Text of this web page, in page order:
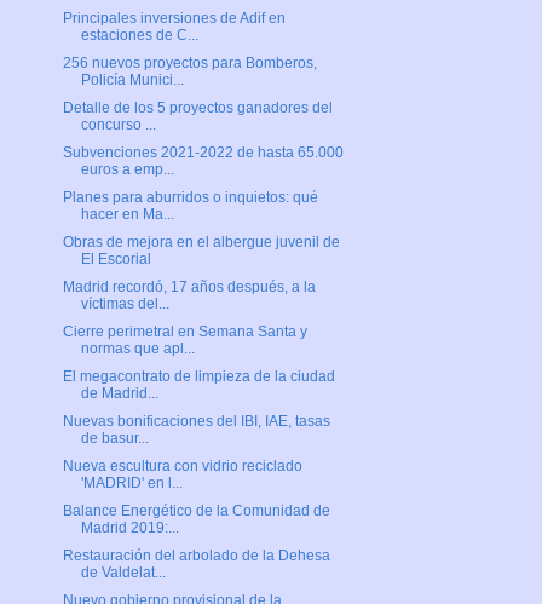
Principales inversiones de Adif en
estaciones de C...
256 nuevos proyectos para Bomberos,
Policía Munici...
Detalle de los 5 proyectos ganadores del
concurso ...
Subvenciones 2021-2022 de hasta 65.000
euros a emp...
Planes para aburridos o inquietos: qué
hacer en Ma...
Obras de mejora en el albergue juvenil de
El Escorial
Madrid recordó, 17 años después, a la
víctimas del...
Cierre perimetral en Semana Santa y
normas que apl...
El megacontrato de limpieza de la ciudad
de Madrid...
Nuevas bonificaciones del IBI, IAE, tasas
de basur...
Nueva escultura con vidrio reciclado
'MADRID' en l...
Balance Energético de la Comunidad de
Madrid 2019:...
Restauración del arbolado de la Dehesa
de Valdelat...
Nuevo gobierno provisional de la